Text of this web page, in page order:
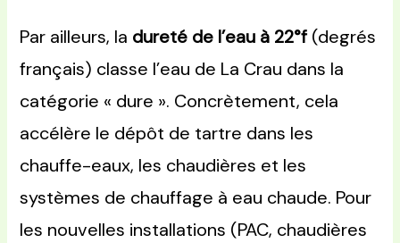
Par ailleurs, la dureté de l’eau à 22°f (degrés
français) classe l’eau de La Crau dans la
catégorie « dure ». Concrètement, cela
accélère le dépôt de tartre dans les
chauffe-eaux, les chaudières et les
systèmes de chauffage à eau chaude. Pour
les nouvelles installations (PAC, chaudières